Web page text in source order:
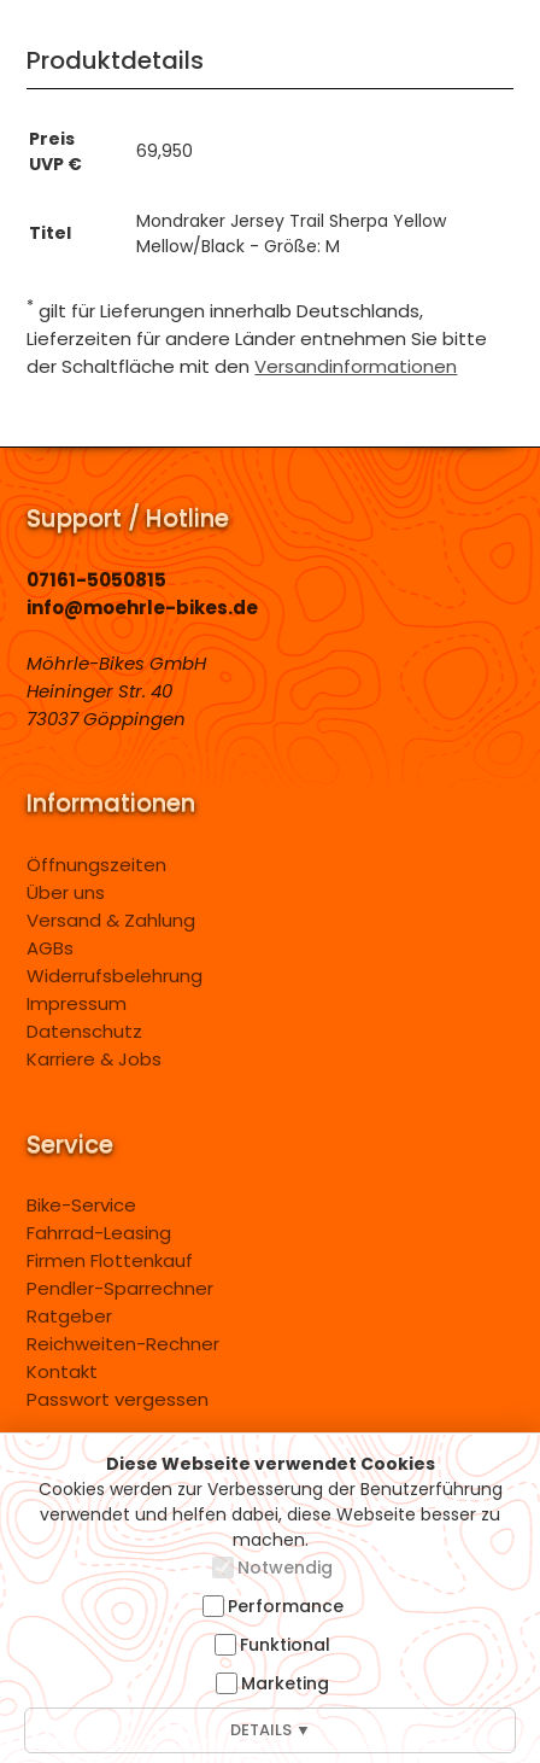
Produktdetails
Preis
UVP €
69,950
Titel
Mondraker Jersey Trail Sherpa Yellow
Mellow/Black - Größe: M
* gilt für Lieferungen innerhalb Deutschlands,
Lieferzeiten für andere Länder entnehmen Sie bitte
der Schaltfläche mit denVersandinformationen
Support / Hotline
07161-5050815
info@moehrle-bikes.de
Möhrle-Bikes GmbH
Heininger Str. 40
73037 Göppingen
Informationen
Öffnungszeiten
Über uns
Versand & Zahlung
AGBs
Widerrufsbelehrung
Impressum
Datenschutz
Karriere & Jobs
Service
Bike-Service
Fahrrad-Leasing
Firmen Flottenkauf
Pendler-Sparrechner
Ratgeber
Reichweiten-Rechner
Kontakt
Passwort vergessen
Versand & Zahlung
Diese Webseite verwendet Cookies
Cookies werden zur Verbesserung der Benutzerführung
verwendet und helfen dabei, diese Webseite besser zu
machen.
Notwendig
Performance
Funktional
Marketing
DETAILS ▼